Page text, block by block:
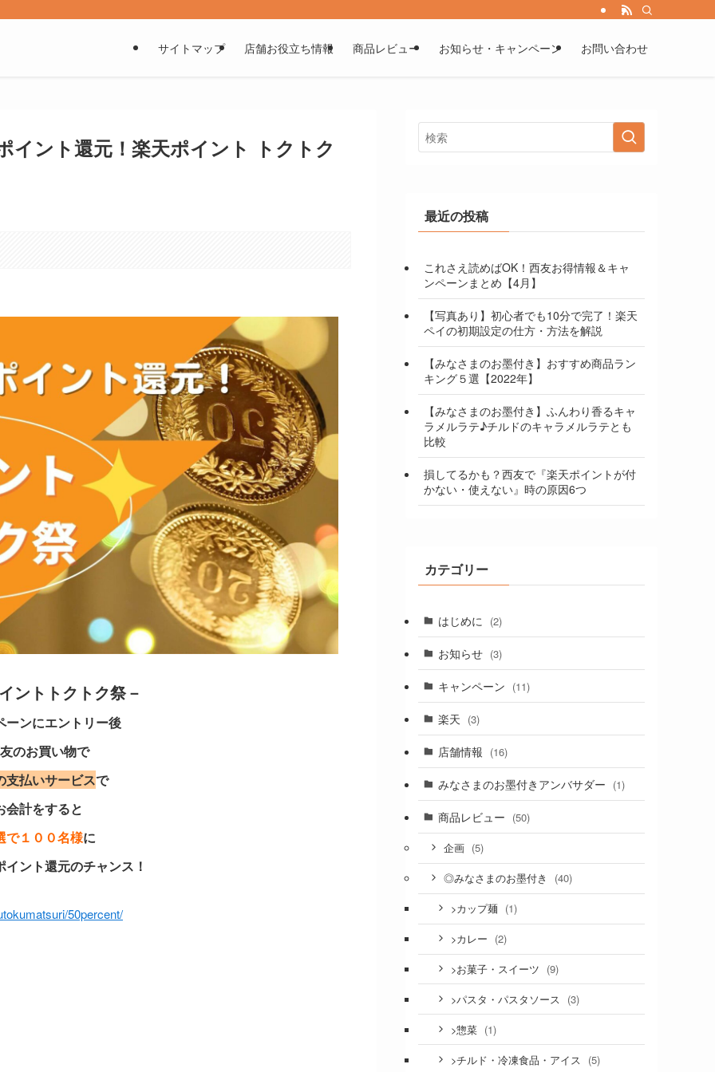
サイトマップ 店舗お役立ち情報 商品レビュー お知らせ・キャンペーン お問い合わせ
イント還元！楽天ポイント トクトク
ントトクトク祭－
ーンにエントリー後
のお買い物で
支払いサービスで
会計をすると
で１００名様に
イント還元のチャンス！
50percent/
最近の投稿
これさえ読めばOK！西友お得情報＆キャ
ンペーンまとめ【4月】
【写真あり】初心者でも10分で完了！楽天
ペイの初期設定の仕方・方法を解説
【みなさまのお墨付き】おすすめ商品ラン
キング５選【2022年】
【みなさまのお墨付き】ふんわり香るキャ
ラメルラテ♪チルドのキャラメルラテとも
比較
損してるかも？西友で『楽天ポイントが付
かない・使えない』時の原因6つ
カテゴリー
はじめに (2)
お知らせ (3)
キャンペーン (11)
楽天 (3)
店舗情報 (16)
みなさまのお墨付きアンバサダー (1)
商品レビュー (50)
企画 (5)
◎みなさまのお墨付き (40)
>カップ麺 (1)
>カレー (2)
>お菓子・スイーツ (9)
>パスタ・パスタソース (3)
>惣菜 (1)
>チルド・冷凍食品・アイス (5)